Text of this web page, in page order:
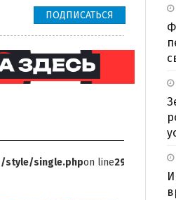
ПОДПИСАТЬСЯ
style/single.phpon line299